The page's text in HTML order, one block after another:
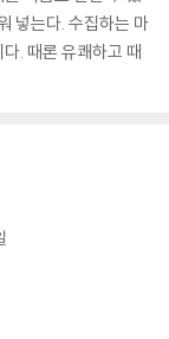
넣는다. 수집하는 마
. 때론 유쾌하고 때